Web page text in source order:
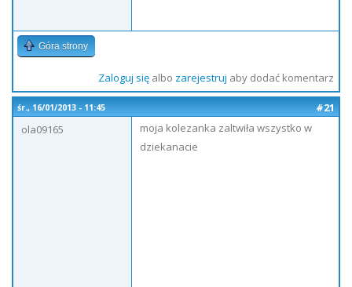
Góra strony
Zaloguj sięalbo zarejestruj aby dodać komentarz
śr., 16/01/2013 - 11:45
#21
ola09165
moja kolezanka zaltwiła wszystko w
dziekanacie